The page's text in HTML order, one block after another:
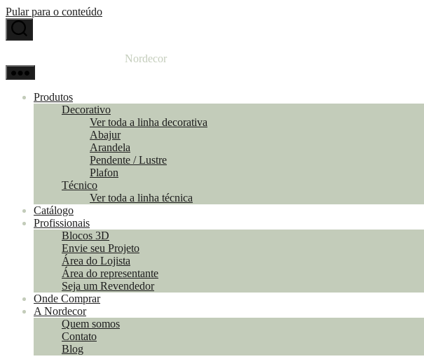
Pular para o conteúdo
Nordecor
Produtos
Decorativo
Ver toda a linha decorativa
Abajur
Arandela
Pendente / Lustre
Plafon
Técnico
Ver toda a linha técnica
Catálogo
Profissionais
Blocos 3D
Envie seu Projeto
Área do Lojista
Área do representante
Seja um Revendedor
Onde Comprar
A Nordecor
Quem somos
Contato
Blog